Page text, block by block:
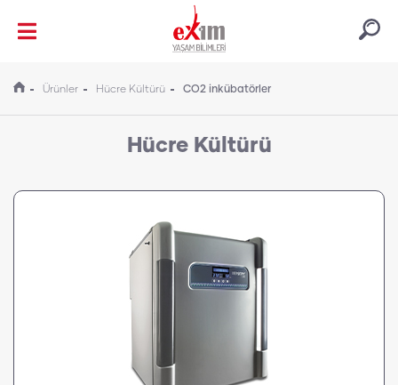
Ürünler Hücre Kültürü CO2 inkübatörler
Hücre Kültürü